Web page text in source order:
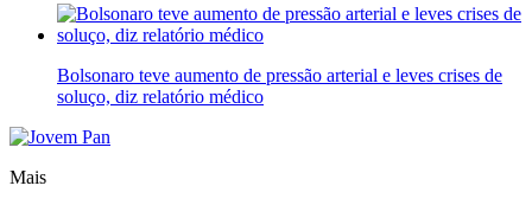
Bolsonaro teve aumento de pressão arterial e leves crises de
soluço, diz relatório médico
Mais